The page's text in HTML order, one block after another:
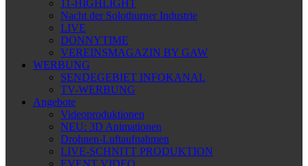
11-HIGHLIGHT
Nacht der Solothurner Industrie
LIVE
DONNYTIME
VEREINSMAGAZIN BY GAW
WERBUNG
SENDEGEBIET INFOKANAL
TV-WERBUNG
Angebote
Videoproduktionen
NEU: 3D Animationen
Drohnen-Luftaufnahmen
LIVE-SCHNITT PRODUKTION
EVENT VIDEO